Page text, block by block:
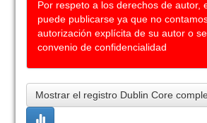
Por respeto a los derechos de autor,
puede publicarse ya que no
autorización explícita de su autor o
convenio de confidencialidad
Mostrar el registro Dublin Core